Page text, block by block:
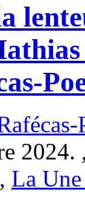
2024.
, La